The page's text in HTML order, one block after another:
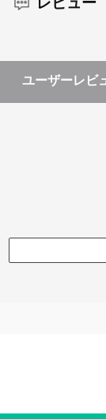
ユーザーレビ